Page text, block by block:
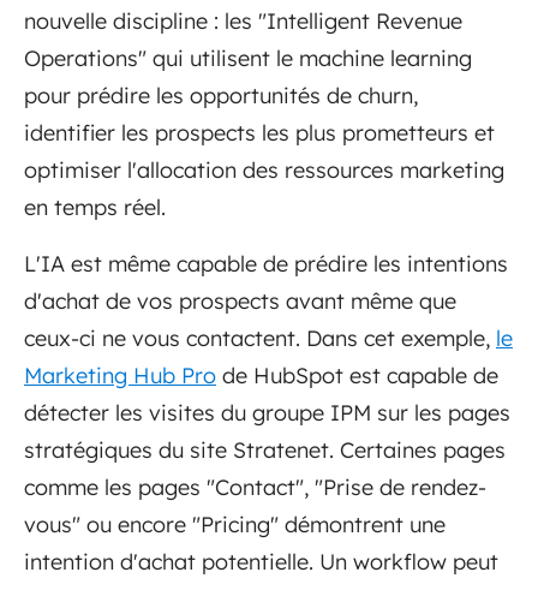
nouvelle discipline : les "Intelligent Revenue
Operations" qui utilisent le machine learning
pour prédire les opportunités de churn,
identifier les prospects les plus prometteurs et
optimiser l'allocation des ressources marketing
en temps réel.
L'IA est même capable de prédire les intentions
d'achat de vos prospects avant même que
ceux-ci ne vous contactent. Dans cet exemple, le
Marketing Hub Pro de HubSpot est capable de
détecter les visites du groupe IPM sur les pages
stratégiques du site Stratenet. Certaines pages
comme les pages "Contact", "Prise de rendez-
vous" ou encore "Pricing" démontrent une
intention d'achat potentielle. Un workflow peut